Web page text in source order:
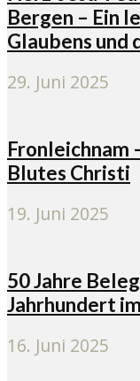
Bergen – Ein
Glaubens und
29. Juni 2025
Fronleichnam
Blutes Christi
19. Juni 2025
50 Jahre
Jahrhundert
16. Juni 2025